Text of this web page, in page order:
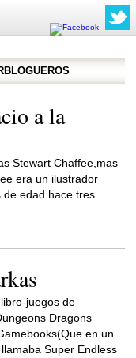
a la
Stewart Chaffee,mas
era un ilustrador
edad hace tres...
juegos de
Dragons
en un
Super Endless